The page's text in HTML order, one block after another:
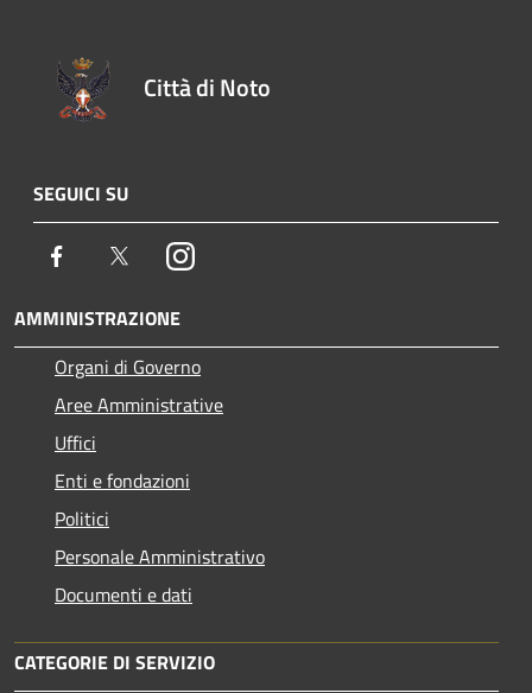
Città di Noto
SEGUICI SU
Facebook TwitterInstagram
AMMINISTRAZIONE
Organi di Governo
Aree Amministrative
Uffici
Enti e fondazioni
Politici
Personale Amministrativo
Documenti e dati
CATEGORIE DI SERVIZIO